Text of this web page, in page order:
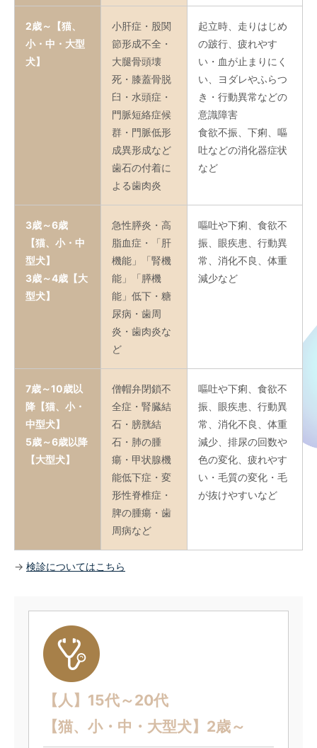
2歳～【猫、
小・中・大型
犬】
小肝症・股関
節形成不全・
大腿骨頭壊
死・膝蓋骨脱
臼・水頭症・
門脈短絡症候
群・門脈低形
成異形成など
歯石の付着に
よる歯肉炎
起立時、走りはじめ
の跛行、疲れやす
い・血が止まりにく
い、ヨダレやふらつ
き・行動異常などの
意識障害
食欲不振、下痢、嘔
吐などの消化器症状
など
3歳～6歳
【猫、小・中
型犬】
3歳～4歳【大
型犬】
急性膵炎・高
脂血症・「肝
機能」「腎機
能」「膵機
能」低下・糖
尿病・歯周
炎・歯肉炎な
ど
嘔吐や下痢、食欲不
振、眼疾患、行動異
常、消化不良、体重
減少など
7歳～10歳以
降【猫、小・
中型犬】
5歳～6歳以降
【大型犬】
僧帽弁閉鎖不
全症・腎臓結
石・膀胱結
石・肺の腫
瘍・甲状腺機
能低下症・変
形性脊椎症・
脾の腫瘍・歯
周病など
嘔吐や下痢、食欲不
振、眼疾患、行動異
常、消化不良、体重
減少、排尿の回数や
色の変化、疲れやす
い・毛質の変化・毛
が抜けやすいなど
→ 検診についてはこちら
【人】15代～20代
【猫、小・中・大型犬】2歳～